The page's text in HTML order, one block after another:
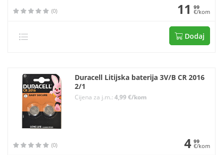
(0) 11 99
€/kom
Dodaj
Duracell Litijska baterija 3V/B CR 2016
2/1
Cijena za j.m.: 4,99 €/kom
(0) 4 99
€/kom